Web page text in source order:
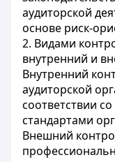
аудиторской
основе риск-
2. Видами
внутренний и
Внутренний
аудиторской
соответствии
стандартами
Внешний